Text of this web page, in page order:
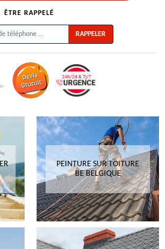
ÊTRE RAPPELÉ
PEINTURE SUR TOITURE
BE BELGIQUE